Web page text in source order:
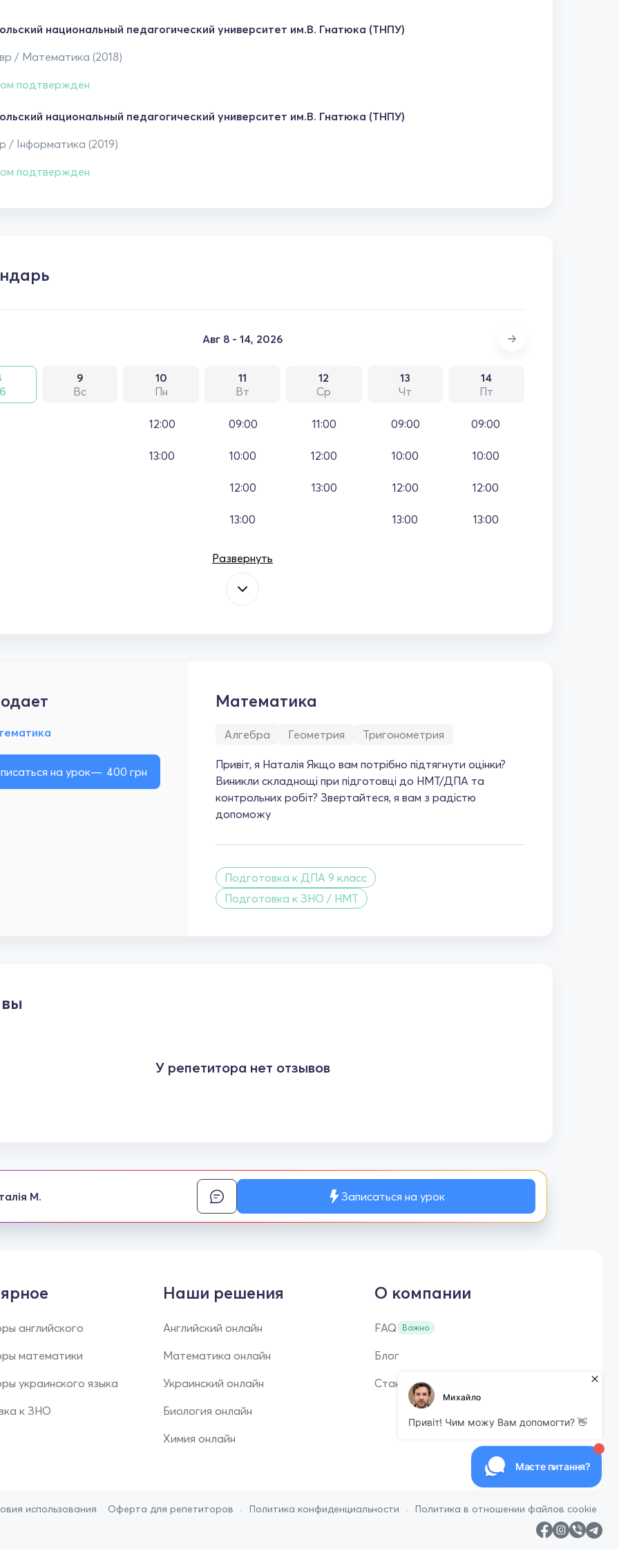
национальный педагогический университет им.В. Гнатюка (ТНПУ)
/ Математика (2018)
подтвержден
национальный педагогический университет им.В. Гнатюка (ТНПУ)
/ Інформатика (2019)
подтвержден
Авг 8 - 14, 2026
9
Вс
10
Пн
11
Вт
12
Ср
13
Чт
14
Пт
12:00
13:00
09:00
10:00
12:00
13:00
11:00
12:00
13:00
09:00
10:00
12:00
13:00
09:00
10:00
12:00
13:00
Развернуть
на урок 400 грн
Математика
Алгебра Геометрия Тригонометрия
Привіт, я Наталія Якщо вам потрібно підтягнути оцінки?
Виникли складнощі при підготовці до НМТ/ДПА та
контрольних робіт? Звертайтеся, я вам з радістю
допоможу
Подготовка к ДПА 9 класс
Подготовка к ЗНО / НМТ
У репетитора нет отзывов
М. Записаться на урок
английского
математики
украинского языка
к ЗНО
Наши решения
Английский онлайн
Математика онлайн
Украинский онлайн
Биология онлайн
Химия онлайн
О компании
FAQ Важно
Блог
Стань репетитором
использования Оферта для репетиторов • Политика конфиденциальности • Политика в отношении файлов cookie